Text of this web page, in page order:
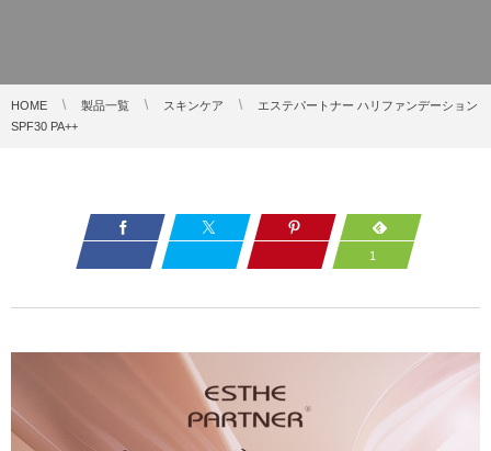
HOME 製品一覧 スキンケア
エステパートナー ハリファンデーション
SPF30 PA++
1